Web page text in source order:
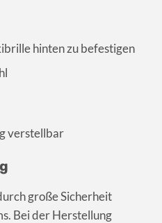
hinten zu befestigen
verstellbar
große Sicherheit
Bei der Herstellung